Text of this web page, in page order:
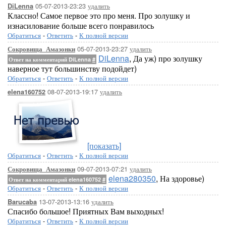
DiLenna 05-07-2013-23:23 удалить
Классно! Самое первое это про меня. Про золушку и
изнасилование больше всего понравилось
Обратиться - Ответить - К полной версии
Сокровища_Амазонки 05-07-2013-23:27 удалить
Ответ на комментарий DiLenna # DiLenna, Да уж) про золушку
наверное тут большинству подойдет)
Обратиться - Ответить - К полной версии
elena160752 08-07-2013-19:17 удалить
[показать]
Обратиться - Ответить - К полной версии
Сокровища_Амазонки 09-07-2013-07:21 удалить
Ответ на комментарий elena160752 # elena280350, На здоровье)
Обратиться - Ответить - К полной версии
Barucaba 13-07-2013-13:16 удалить
Спасибо большое! Приятных Вам выходных!
Обратиться - Ответить - К полной версии